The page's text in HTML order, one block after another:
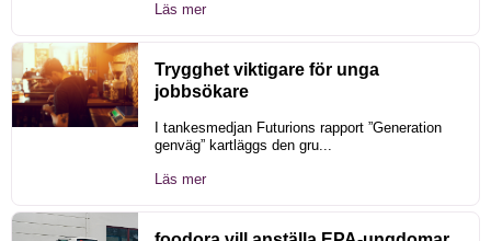
Läs mer
Trygghet viktigare för unga
jobbsökare
I tankesmedjan Futurions rapport ”Generation
genväg” kartläggs den gru...
Läs mer